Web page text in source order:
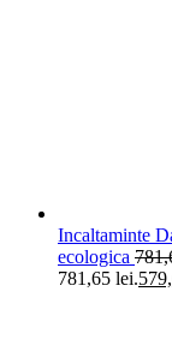
Incaltaminte
ecologica
781,65 lei.